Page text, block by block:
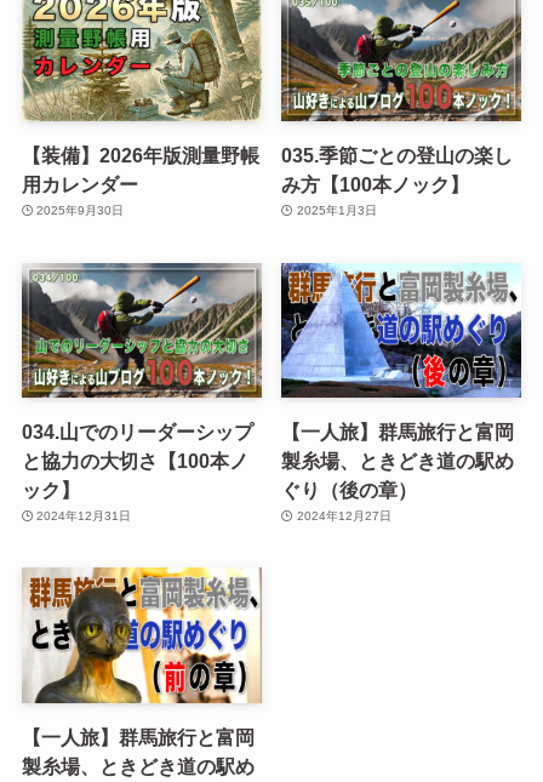
【装備】2026年版測量野帳
用カレンダー
2025年9月30日
035.季節ごとの登山の楽し
み方【100本ノック】
2025年1月3日
034.山でのリーダーシップ
と協力の大切さ【100本ノ
ック】
2024年12月31日
【一人旅】群馬旅行と富岡
製糸場、ときどき道の駅め
ぐり（後の章）
2024年12月27日
【一人旅】群馬旅行と富岡
製糸場、ときどき道の駅め